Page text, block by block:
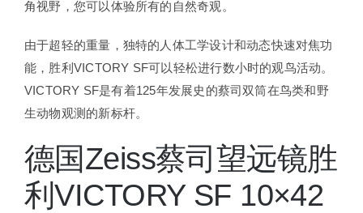
角视野，您可以体验所有的自然奇观。
由于超轻的重量，独特的人体工学设计和动态快速对焦功
能，胜利VICTORY SF可以轻松进行数小时的观鸟活动。
VICTORY SF是有着125年发展史的蔡司双筒在鸟类和野
生动物观测的新标杆。
德国Zeiss蔡司望远镜胜
利VICTORY SF 10×42